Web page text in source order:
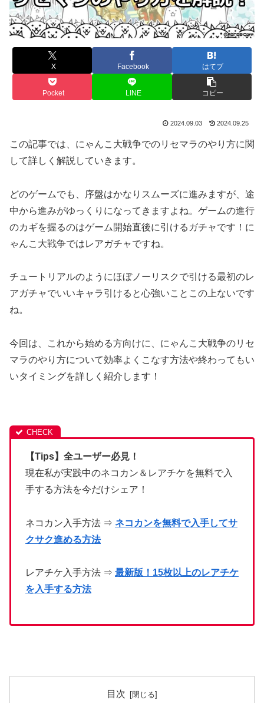
X Facebook はてブ
Pocket LINE コピー
2024.09.03 2024.09.25
この記事では、にゃんこ大戦争でのリセマラのやり方に関
して詳しく解説していきます。
どのゲームでも、序盤はかなりスムーズに進みますが、途
中から進みがゆっくりになってきますよね。 ゲームの進行
のカギを握るのはゲーム開始直後に引けるガチャです！ に
ゃんこ大戦争ではレアガチャですね。
チュートリアルのようにほぼノーリスクで引ける最初のレ
アガチャでいいキャラ引けると心強いことこの上ないです
ね。
今回は、これから始める方向けに、にゃんこ大戦争のリセ
マラのやり方について効率よくこなす方法や終わってもい
いタイミングを詳しく紹介します！
【Tips】全ユーザー必見！
現在私が実践中のネコカン＆レアチケを無料で入
手する方法を今だけシェア！
ネコカン入手方法 ⇒ ネコカンを無料で入手してサ
クサク進める方法
レアチケ入手方法 ⇒ 最新版！15枚以上のレアチケ
を入手する方法
目次